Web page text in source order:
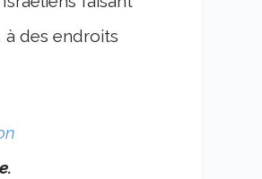
des endroits